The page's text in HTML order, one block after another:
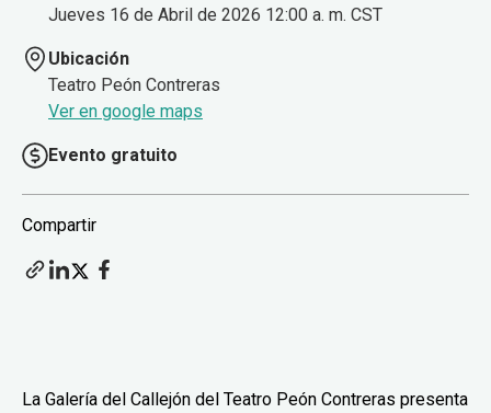
Jueves 16 de Abril de 2026 12:00 a. m. CST
Ubicación
Teatro Peón Contreras
Ver en google maps
Evento gratuito
Compartir
La Galería del Callejón del Teatro Peón Contreras presenta